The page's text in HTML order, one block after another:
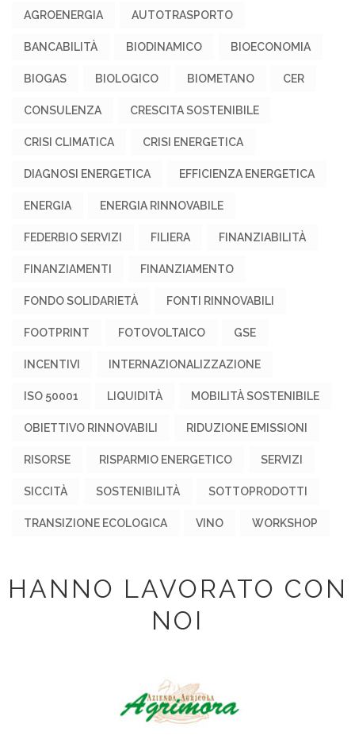
AGROENERGIA AUTOTRASPORTO
BANCABILITÀ BIODINAMICO BIOECONOMIA
BIOGAS BIOLOGICO BIOMETANO CER
CONSULENZA CRESCITA SOSTENIBILE
CRISI CLIMATICA CRISI ENERGETICA
DIAGNOSI ENERGETICA EFFICIENZA ENERGETICA
ENERGIA ENERGIA RINNOVABILE
FEDERBIO SERVIZI FILIERA FINANZIABILITÀ
FINANZIAMENTI FINANZIAMENTO
FONDO SOLIDARIETÀ FONTI RINNOVABILI
FOOTPRINT FOTOVOLTAICO GSE
INCENTIVI INTERNAZIONALIZZAZIONE
ISO 50001 LIQUIDITÀ MOBILITÀ SOSTENIBILE
OBIETTIVO RINNOVABILI RIDUZIONE EMISSIONI
RISORSE RISPARMIO ENERGETICO SERVIZI
SICCITÀ SOSTENIBILITÀ SOTTOPRODOTTI
TRANSIZIONE ECOLOGICA VINO WORKSHOP
HANNO LAVORATO CON
NOI